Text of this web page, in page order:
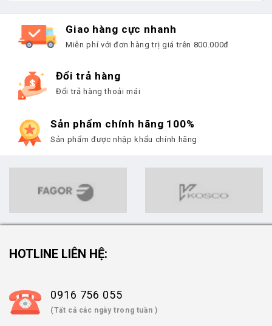
Giao hàng cực nhanh
Miễn phí với đơn hàng trị giá trên 800.000đ
Đổi trả hàng
Đổi trả hàng thoải mái
Sản phẩm chính hãng 100%
Sản phẩm được nhập khẩu chính hãng
HOTLINE LIÊN HỆ:
0916 756 055
(Tất cả các ngày trong tuần )